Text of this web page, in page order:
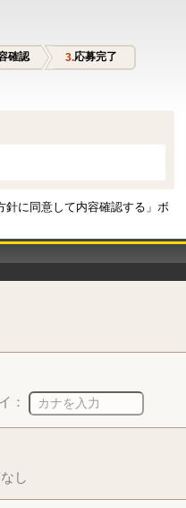
確認 応募完了
針に同意して内容確認する」ボ
：
し